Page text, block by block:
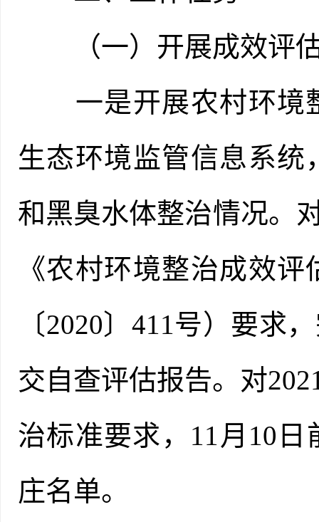
（一）开展成效评估
一是开展农村环境
生态环境监管信息系统
和黑臭水体整治情况。
《农村环境整治成效
〔2020〕411号）要求
交自查评估报告。对
治标准要求，11月10
庄名单。